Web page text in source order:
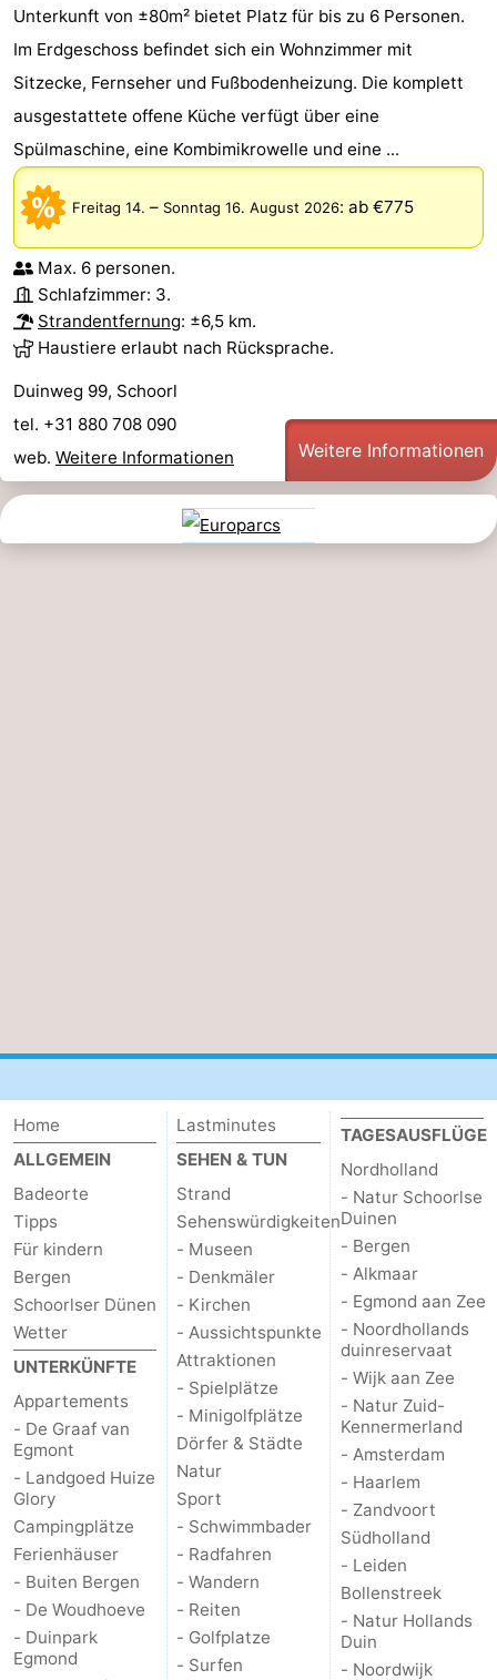
Unterkunft von ±80m² bietet Platz für bis zu 6 Personen.
Im Erdgeschoss befindet sich ein Wohnzimmer mit
Sitzecke, Fernseher und Fußbodenheizung. Die komplett
ausgestattete offene Küche verfügt über eine
Spülmaschine, eine Kombimikrowelle und eine ...
Freitag 14. – Sonntag 16. August 2026: ab €775
Max. 6 personen.
Schlafzimmer: 3.
Strandentfernung: ±6,5 km.
Haustiere erlaubt nach Rücksprache.
Duinweg 99, Schoorl
tel. +31 880 708 090
web. Weitere Informationen Weitere Informationen
Home
ALLGEMEIN
Badeorte
Tipps
Für kindern
Bergen
Schoorlser Dünen
Wetter
UNTERKÜNFTE
Appartements
- De Graaf van
Egmont
- Landgoed Huize
Glory
Campingplätze
Ferienhäuser
- Buiten Bergen
- De Woudhoeve
- Duinpark
Egmond
Lastminutes
SEHEN & TUN
Strand
Sehenswürdigkeiten
- Museen
- Denkmäler
- Kirchen
- Aussichtspunkte
Attraktionen
- Spielplätze
- Minigolfplätze
Dörfer & Städte
Natur
Sport
- Schwimmbader
- Radfahren
- Wandern
- Reiten
- Golfplatze
- Surfen
TAGESAUSFLÜGE
Nordholland
- Natur Schoorlse
Duinen
- Bergen
- Alkmaar
- Egmond aan Zee
- Noordhollands
duinreservaat
- Wijk aan Zee
- Natur Zuid-
Kennermerland
- Amsterdam
- Haarlem
- Zandvoort
Südholland
- Leiden
Bollenstreek
- Natur Hollands
Duin
- Noordwijk